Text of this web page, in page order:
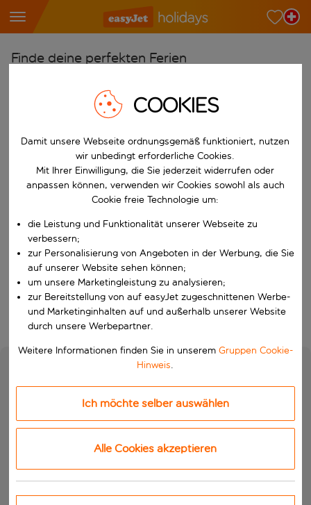
Finde deine perfekten Ferien
Wähle deine Flughäfen
Beginne mit der Eingabe für die automatische
Reiseziele finden
Nach
W&auml;hle ein Ab- und R&uuml;ckflugdatum aus.
Wähle deine Reisedaten
Wann
Wer
Suchen
COOKIES
Damit unsere Webseite ordnungsgemäß funktioniert, nutzen
wir unbedingt erforderliche Cookies.
Mit Ihrer Einwilligung, die Sie jederzeit widerrufen oder
anpassen können, verwenden wir Cookies sowohl als auch
Cookie freie Technologie um:
die Leistung und Funktionalität unserer Webseite zu
verbessern;
zur Personalisierung von Angeboten in der Werbung, die Sie
auf unserer Website sehen können;
um unsere Marketingleistung zu analysieren;
zur Bereitstellung von auf easyJet zugeschnittenen Werbe-
und Marketinginhalten auf und außerhalb unserer Website
durch unsere Werbepartner.
Weitere Informationen finden Sie in unserem Gruppen Cookie-
Hinweis.
Ich möchte selber auswählen
Alle Cookies akzeptieren